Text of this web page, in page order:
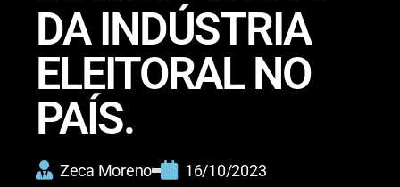
DA INDÚSTRIA
ELEITORAL NO
PAÍS.
Zeca Moreno 16/10/2023